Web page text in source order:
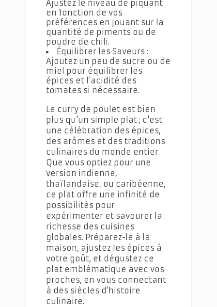
Ajustez le niveau de piquant
en fonction de vos
préférences en jouant sur la
quantité de piments ou de
poudre de chili.
Équilibrer les Saveurs :
Ajoutez un peu de sucre ou de
miel pour équilibrer les
épices et l'acidité des
tomates si nécessaire.
Le curry de poulet est bien
plus qu'un simple plat ; c'est
une célébration des épices,
des arômes et des traditions
culinaires du monde entier.
Que vous optiez pour une
version indienne,
thaïlandaise, ou caribéenne,
ce plat offre une infinité de
possibilités pour
expérimenter et savourer la
richesse des cuisines
globales. Préparez-le à la
maison, ajustez les épices à
votre goût, et dégustez ce
plat emblématique avec vos
proches, en vous connectant
à des siècles d'histoire
culinaire.